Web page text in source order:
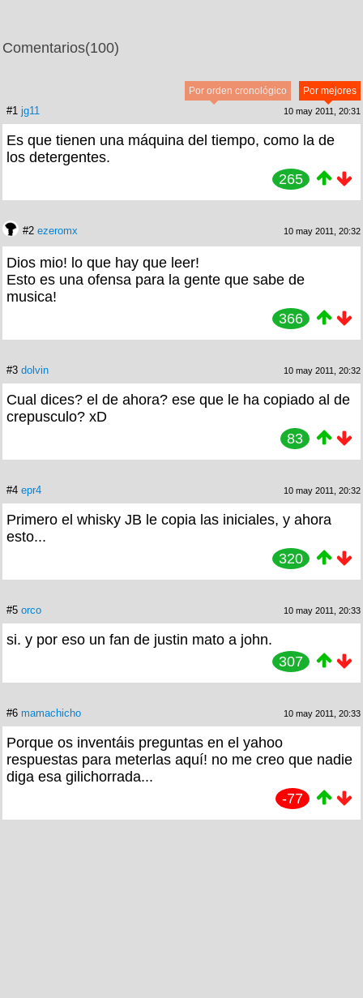
Comentarios(100)
Por mejores
Por orden cronológico
#1 jg11 10 may 2011, 20:31
Es que tienen una máquina del tiempo, como la de
los detergentes.
265
#2 ezeromx 10 may 2011, 20:32
Dios mio! lo que hay que leer!
Esto es una ofensa para la gente que sabe de
musica!
366
#3 dolvin 10 may 2011, 20:32
Cual dices? el de ahora? ese que le ha copiado al de
crepusculo? xD
83
#4 epr4 10 may 2011, 20:32
Primero el whisky JB le copia las iniciales, y ahora
esto...
320
#5 orco 10 may 2011, 20:33
si. y por eso un fan de justin mato a john.
307
#6 mamachicho 10 may 2011, 20:33
Porque os inventáis preguntas en el yahoo
respuestas para meterlas aquí! no me creo que nadie
diga esa gilichorrada...
-77